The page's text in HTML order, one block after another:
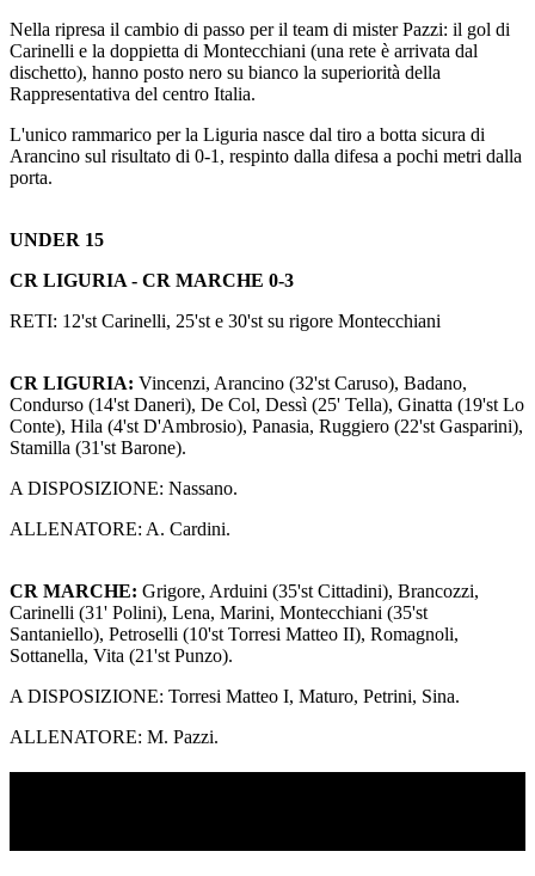
Nella ripresa il cambio di passo per il team di mister Pazzi: il gol di
Carinelli e la doppietta di Montecchiani (una rete è arrivata dal
dischetto), hanno posto nero su bianco la superiorità della
Rappresentativa del centro Italia.
L'unico rammarico per la Liguria nasce dal tiro a botta sicura di
Arancino sul risultato di 0-1, respinto dalla difesa a pochi metri dalla
porta.
UNDER 15
CR LIGURIA - CR MARCHE 0-3
RETI: 12'st Carinelli, 25'st e 30'st su rigore Montecchiani
CR LIGURIA: Vincenzi, Arancino (32'st Caruso), Badano,
Condurso (14'st Daneri), De Col, Dessì (25' Tella), Ginatta (19'st Lo
Conte), Hila (4'st D'Ambrosio), Panasia, Ruggiero (22'st Gasparini),
Stamilla (31'st Barone).
A DISPOSIZIONE: Nassano.
ALLENATORE: A. Cardini.
CR MARCHE: Grigore, Arduini (35'st Cittadini), Brancozzi,
Carinelli (31' Polini), Lena, Marini, Montecchiani (35'st
Santaniello), Petroselli (10'st Torresi Matteo II), Romagnoli,
Sottanella, Vita (21'st Punzo).
A DISPOSIZIONE: Torresi Matteo I, Maturo, Petrini, Sina.
ALLENATORE: M. Pazzi.